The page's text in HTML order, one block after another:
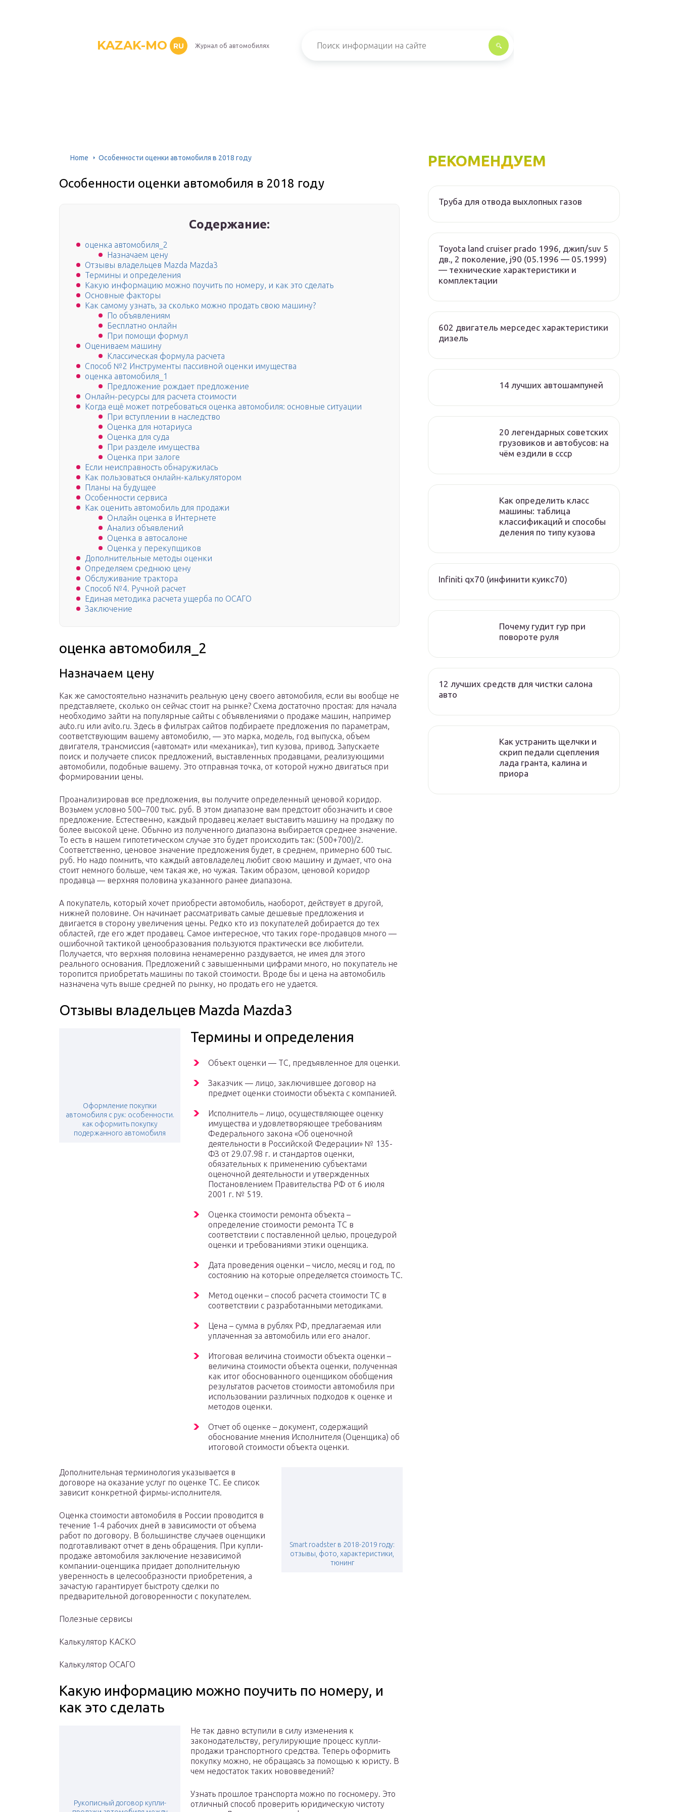
KAZAK-MO RU Журнал об автомобилях
Home Особенности оценки автомобиля в 2018 году
Особенности оценки автомобиля в 2018 году
Содержание:
оценка автомобиля_2
Назначаем цену
Отзывы владельцев Mazda Mazda3
Термины и определения
Какую информацию можно поучить по номеру, и как это сделать
Основные факторы
Как самому узнать, за сколько можно продать свою машину?
По объявлениям
Бесплатно онлайн
При помощи формул
Оцениваем машину
Классическая формула расчета
Способ №2 Инструменты пассивной оценки имущества
оценка автомобиля_1
Предложение рождает предложение
Онлайн-ресурсы для расчета стоимости
Когда ещё может потребоваться оценка автомобиля: основные ситуации
При вступлении в наследство
Оценка для нотариуса
Оценка для суда
При разделе имущества
Оценка при залоге
Если неисправность обнаружилась
Как пользоваться онлайн-калькулятором
Планы на будущее
Особенности сервиса
Как оценить автомобиль для продажи
Онлайн оценка в Интернете
Анализ объявлений
Оценка в автосалоне
Оценка у перекупщиков
Дополнительные методы оценки
Определяем среднюю цену
Обслуживание трактора
Способ №4. Ручной расчет
Единая методика расчета ущерба по ОСАГО
Заключение
оценка автомобиля_2
Назначаем цену
Как же самостоятельно назначить реальную цену своего автомобиля, если вы вообще не
представляете, сколько он сейчас стоит на рынке? Схема достаточно простая: для начала
необходимо зайти на популярные сайты с объявлениями о продаже машин, например
auto.ru или avito.ru. Здесь в фильтрах сайтов подбираете предложения по параметрам,
соответствующим вашему автомобилю, — это марка, модель, год выпуска, объем
двигателя, трансмиссия («автомат» или «механика»), тип кузова, привод. Запускаете
поиск и получаете список предложений, выставленных продавцами, реализующими
автомобили, подобные вашему. Это отправная точка, от которой нужно двигаться при
формировании цены.
Проанализировав все предложения, вы получите определенный ценовой коридор.
Возьмем условно 500–700 тыс. руб. В этом диапазоне вам предстоит обозначить и свое
предложение. Естественно, каждый продавец желает выставить машину на продажу по
более высокой цене. Обычно из полученного диапазона выбирается среднее значение.
То есть в нашем гипотетическом случае это будет происходить так: (500+700)/2.
Соответственно, ценовое значение предложения будет, в среднем, примерно 600 тыс.
руб. Но надо помнить, что каждый автовладелец любит свою машину и думает, что она
стоит немного больше, чем такая же, но чужая. Таким образом, ценовой коридор
продавца — верхняя половина указанного ранее диапазона.
А покупатель, который хочет приобрести автомобиль, наоборот, действует в другой,
нижней половине. Он начинает рассматривать самые дешевые предложения и
двигается в сторону увеличения цены. Редко кто из покупателей добирается до тех
областей, где его ждет продавец. Самое интересное, что таких горе-продавцов много —
ошибочной тактикой ценообразования пользуются практически все любители.
Получается, что верхняя половина ненамеренно раздувается, не имея для этого
реального основания. Предложений с завышенными цифрами много, но покупатель не
торопится приобретать машины по такой стоимости. Вроде бы и цена на автомобиль
назначена чуть выше средней по рынку, но продать его не удается.
Отзывы владельцев Mazda Mazda3
Оформление покупки
автомобиля с рук: особенности.
как оформить покупку
подержанного автомобиля
Термины и определения
Объект оценки — ТС, предъявленное для оценки.
Заказчик — лицо, заключившее договор на
предмет оценки стоимости объекта с компанией.
Исполнитель – лицо, осуществляющее оценку
имущества и удовлетворяющее требованиям
Федерального закона «Об оценочной
деятельности в Российской Федерации» № 135-
ФЗ от 29.07.98 г. и стандартов оценки,
обязательных к применению субъектами
оценочной деятельности и утвержденных
Постановлением Правительства РФ от 6 июля
2001 г. № 519.
Оценка стоимости ремонта объекта –
определение стоимости ремонта ТС в
соответствии с поставленной целью, процедурой
оценки и требованиями этики оценщика.
Дата проведения оценки – число, месяц и год, по
состоянию на которые определяется стоимость ТС.
Метод оценки – способ расчета стоимости ТС в
соответствии с разработанными методиками.
Цена – сумма в рублях РФ, предлагаемая или
уплаченная за автомобиль или его аналог.
Итоговая величина стоимости объекта оценки –
величина стоимости объекта оценки, полученная
как итог обоснованного оценщиком обобщения
результатов расчетов стоимости автомобиля при
использовании различных подходов к оценке и
методов оценки.
Отчет об оценке – документ, содержащий
обоснование мнения Исполнителя (Оценщика) об
итоговой стоимости объекта оценки.
Smart roadster в 2018-2019 году:
отзывы, фото, характеристики,
тюнинг
Дополнительная терминология указывается в
договоре на оказание услуг по оценке ТС. Ее список
зависит конкретной фирмы-исполнителя.
Оценка стоимости автомобиля в России проводится в
течение 1-4 рабочих дней в зависимости от объема
работ по договору. В большинстве случаев оценщики
подготавливают отчет в день обращения. При купли-
продаже автомобиля заключение независимой
компании-оценщика придает дополнительную
уверенность в целесообразности приобретения, а
зачастую гарантирует быстроту сделки по
предварительной договоренности с покупателем.
Полезные сервисы
Калькулятор КАСКО
Калькулятор ОСАГО
Какую информацию можно поучить по номеру, и
как это сделать
Рукописный договор купли-
Не так давно вступили в силу изменения к
законодательству, регулирующие процесс купли-
продажи транспортного средства. Теперь оформить
покупку можно, не обращаясь за помощью к юристу. В
чем недостаток таких нововведений?
Узнать прошлое транспорта можно по госномеру. Это
отличный способ проверить юридическую чистоту
РЕКОМЕНДУЕМ
Труба для отвода выхлопных газов
Toyota land cruiser prado 1996, джип/suv 5
дв., 2 поколение, j90 (05.1996 — 05.1999)
— технические характеристики и
комплектации
602 двигатель мерседес характеристики
дизель
14 лучших автошампуней
20 легендарных советских
грузовиков и автобусов: на
чём ездили в ссср
Как определить класс
машины: таблица
классификаций и способы
деления по типу кузова
Infiniti qx70 (инфинити куикс70)
Почему гудит гур при
повороте руля
12 лучших средств для чистки салона
авто
Как устранить щелчки и
скрип педали сцепления
лада гранта, калина и
приора